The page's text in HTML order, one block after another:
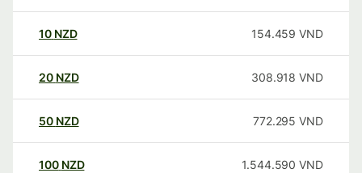
10 NZD 154.459 VND
20 NZD 308.918 VND
50 NZD 772.295 VND
100 NZD 1.544.590 VND